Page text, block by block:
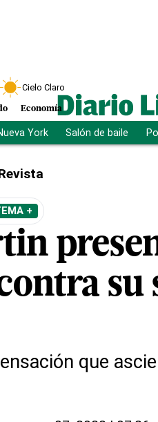
Cielo Claro
Economía
York Salón de baile
+
que